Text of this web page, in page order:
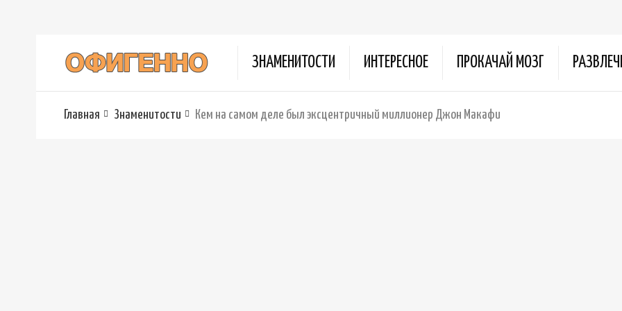
ЗНАМЕНИТОСТИ ИНТЕРЕСНОЕ ПРОКАЧАЙ МОЗГ
Главная Знаменитости Кем на самом деле был эксцентричный миллионер Джон Макафи